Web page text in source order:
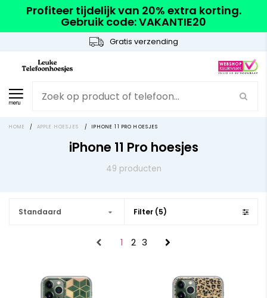
Profiteer tijdelijk van 20% extra korting.
Gebruik code: VAKANTIE20
Gratis verzending
menu
HOME / APPLE HOESJES / IPHONE 11 PRO HOESJES
iPhone 11 Pro hoesjes
49 producten
Standaard Filter (5)
1 2 3